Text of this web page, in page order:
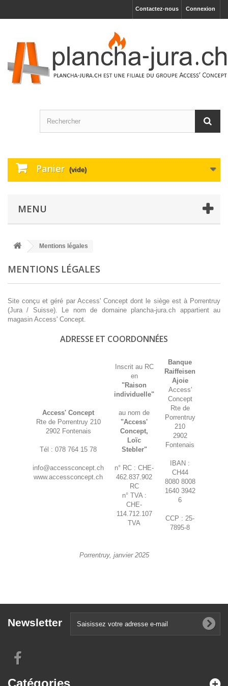
Connexion
Contactez-nous
Panier (vide)
MENU
Mentions légales
MENTIONS LÉGALES
Site conçu et géré par Access' Concept dont le siège est à Porrentruy
(Jura / Suisse). Le nom de domaine plancha-jura.ch appartient au
magasin Access' Concept.
ADRESSE ET COORDONNÉES
Access' Concept
Rte de Porrentruy 210
2902 Fontenais
Tél : 078 764 15 78
info@accessconcept.ch
www.accessconcept.ch
Inscrit au RC
en
"Raison
individuelle"
au nom de
"Access'
Concept,
Loïc
Stebler"
n° RC : CHE-
462.837.902
RC
n° TVA :
CHE-
114.712.107
TVA
Banque
Raiffeisen
Ajoie
Access'
Concept
Rte de
Porrentruy
210
2902
Fontenais
IBAN :
CH44
8080 8008
1640 3942
6
CCP : 25-
7895-8
Porrentruy, janvier 2025
Newsletter